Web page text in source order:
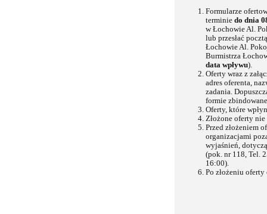
Formularze
terminie do dnia
w Łochowie Al.
lub przesłać
Łochowie Al.
Burmistrza
data wpływu).
Oferty wraz z
adres oferenta,
zadania.
formie
Oferty, które
Złożone oferty
Przed złożeniem
organizacjami
wyjaśnień,
(pok. nr 118, Tel.
16:00).
Po złożeniu